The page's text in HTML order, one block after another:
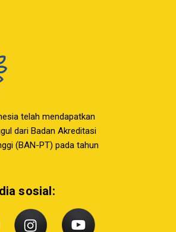
telah mendapatkan
dari Badan Akreditasi
(BAN-PT) pada tahun
sosial: